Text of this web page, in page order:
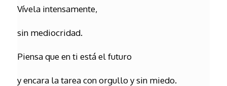
Vívela intensamente,
sin mediocridad.
Piensa que en ti está el futuro
y encara la tarea con orgullo y sin miedo.